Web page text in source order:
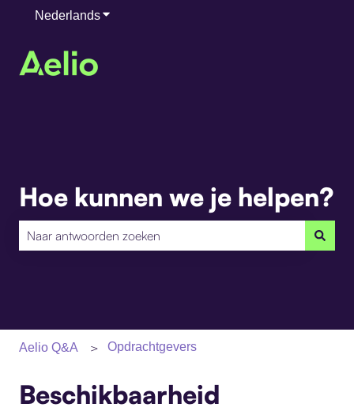
NederlandsSubmenu tonen voor vertalingen
Hoe kunnen we je helpen?
Aelio Q&A Opdrachtgevers
Beschikbaarheid